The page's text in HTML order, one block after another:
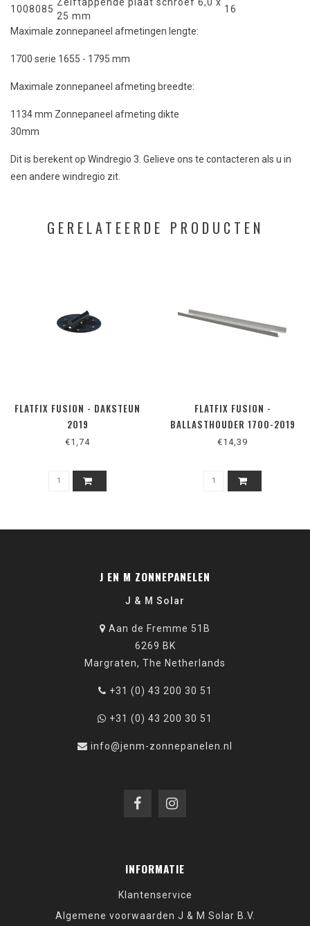
1008085
25 mm
16
Maximale zonnepaneel afmetingen lengte:
1700 serie 1655 - 1795 mm
Maximale zonnepaneel afmeting breedte:
1134 mm Zonnepaneel afmeting dikte
30mm
Dit is berekent op Windregio 3. Gelieve ons te contacteren als u in
een andere windregio zit.
GERELATEERDE PRODUCTEN
FLATFIX FUSION - DAKSTEUN
2019
€1,74
FLATFIX FUSION -
BALLASTHOUDER 1700-2019
€14,39
J EN M ZONNEPANELEN
J & M Solar
Aan de Fremme 51B
6269 BK
Margraten, The Netherlands
+31 (0) 43 200 30 51
+31 (0) 43 200 30 51
info@jenm-zonnepanelen.nl
INFORMATIE
Klantenservice
Algemene voorwaarden J & M Solar B.V.